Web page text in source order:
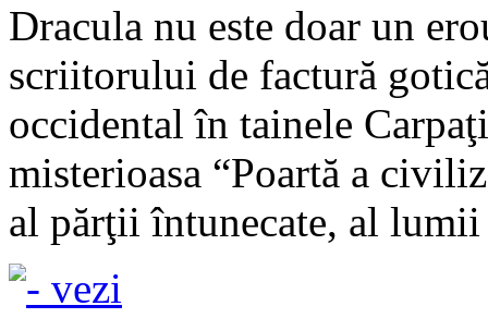
Dracula nu este doar un
scriitorului de factură
occidental în tainele
misterioasa “Poartă a
al părţii întunecate, al lumii